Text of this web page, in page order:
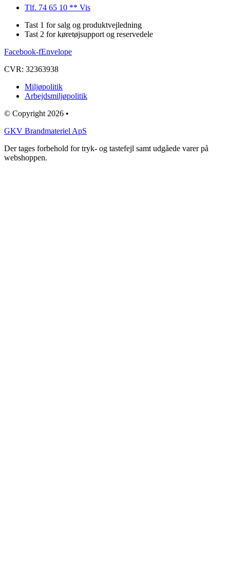
Tlf. 74 65 10 ** Vis
Tast 1 for salg og produktvejledning
Tast 2 for køretøjsupport og reservedele
Facebook-fEnvelope
CVR: 32363938
Miljøpolitik
Arbejdsmiljøpolitik
© Copyright 2026 •
GKV Brandmateriel ApS
Der tages forbehold for tryk- og tastefejl samt udgåede varer på
webshoppen.